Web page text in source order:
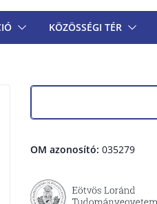
KÖZÖSSÉGI TÉR
OM azonosító: 035279